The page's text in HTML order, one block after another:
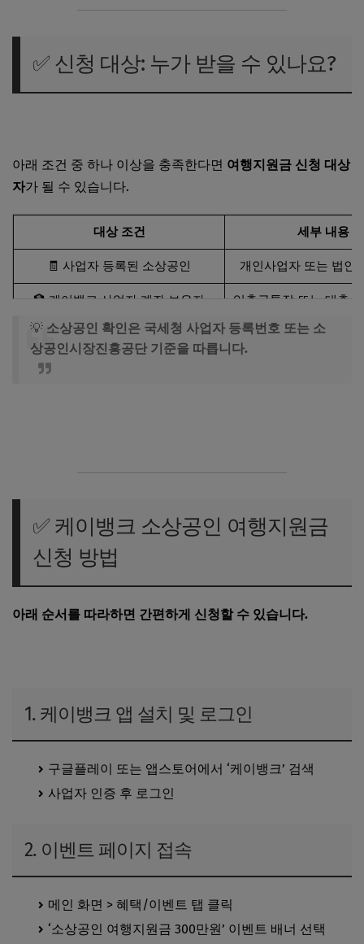
✅ 신청 대상: 누가 받을 수 있나요?
아래 조건 중 하나 이상을 충족한다면 여행지원금 신청 대상
자가 될 수 있습니다.
대상 조건 세부 내용
🧾 사업자 등록된 소상공인 개인사업자 또는 법인
🏦 케이뱅크 사업자 계좌 보유자 입출금통장 또는 대출
💳 케이뱅크 제휴 카드 실적 보유 전월 카드 실적 조건 충
💡 소상공인 확인은 국세청 사업자 등록번호 또는 소
상공인시장진흥공단 기준을 따릅니다.
✅ 케이뱅크 소상공인 여행지원금
신청 방법
아래 순서를 따라하면 간편하게 신청할 수 있습니다.
1. 케이뱅크 앱 설치 및 로그인
구글플레이 또는 앱스토어에서 ‘케이뱅크’ 검색
사업자 인증 후 로그인
2. 이벤트 페이지 접속
메인 화면 > 혜택/이벤트 탭 클릭
‘소상공인 여행지원금 300만원’ 이벤트 배너 선택